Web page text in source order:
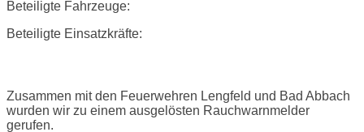
Beteiligte Fahrzeuge:
Beteiligte Einsatzkräfte:
Zusammen mit den Feuerwehren Lengfeld und Bad Abbach
wurden wir zu einem ausgelösten Rauchwarnmelder
gerufen.